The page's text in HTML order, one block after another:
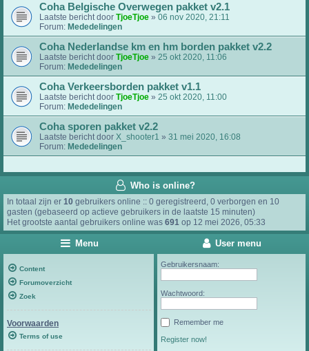
Coha Belgische Overwegen pakket v2.1
Laatste bericht door TjoeTjoe » 06 nov 2020, 21:11
Forum: Mededelingen
Coha Nederlandse km en hm borden pakket v2.2
Laatste bericht door TjoeTjoe » 25 okt 2020, 11:06
Forum: Mededelingen
Coha Verkeersborden pakket v1.1
Laatste bericht door TjoeTjoe » 25 okt 2020, 11:00
Forum: Mededelingen
Coha sporen pakket v2.2
Laatste bericht door X_shooter1 » 31 mei 2020, 16:08
Forum: Mededelingen
Who is online?
In totaal zijn er 10 gebruikers online :: 0 geregistreerd, 0 verborgen en 10
gasten (gebaseerd op actieve gebruikers in de laatste 15 minuten)
Het grootste aantal gebruikers online was 691 op 12 mei 2026, 05:33
Menu
Content
Forumoverzicht
Zoek
Voorwaarden
Terms of use
User menu
Gebruikersnaam:
Wachtwoord:
Remember me
Register now!